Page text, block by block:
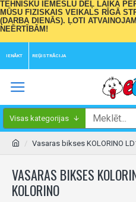
TEHNISKU IEMESLU DĒĻ LAIKA
MŪSU FIZISKAIS VEIKALS RĪGĀ
(DARBA DIENĀS). ĻOTI
NEĒRTĪBĀM!
IENĀKT REĢISTRĀCIJA
Visas kategorijas
Vasaras bikses KOLORINO
VASARAS BIKSES
KOLORINO